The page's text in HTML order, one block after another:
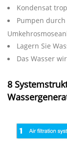
Kondensat
Pumpen
Lagern Sie
Das Wasser
8